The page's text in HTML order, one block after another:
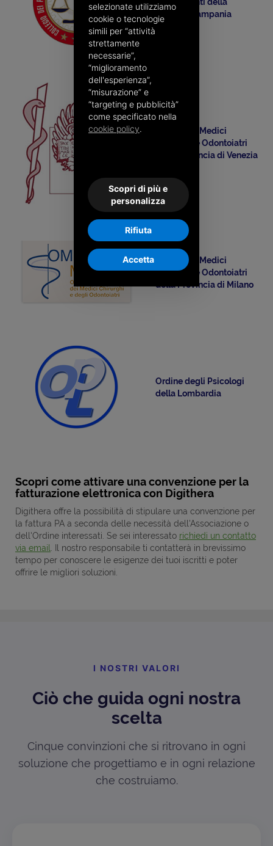
Regione Campania
Ordine dei Medici
Chirurghi e Odontoiatri
della Provincia di Venezia
Ordine dei Medici
Chirurghi e Odontoiatri
della Provincia di Milano
Ordine degli Psicologi
della Lombardia
Scopri come attivare una convenzione per la
fatturazione elettronica con Digithera
Digithera offre la possibilità di stipulare una convenzione per
la fattura PA a seconda delle necessità dell'Associazione o
dell'Ordine interessati. Se sei interessato richiedi un contatto
via email
. Il nostro responsabile ti contatterà in brevissimo
tempo per conoscere le esigenze dei tuoi iscritti e poter
offrire le migliori soluzioni.
I NOSTRI VALORI
Ciò che guida ogni nostra
scelta
Cinque convinzioni che si ritrovano in ogni
soluzione che progettiamo e in ogni relazione
che costruiamo.
selezionate utilizziamo
cookie o tecnologie
simili per “attività
strettamente
necessarie”,
“miglioramento
dell'esperienza”,
“misurazione” e
“targeting e pubblicità”
come specificato nella
cookie policy.
Scopri di più e
personalizza
Rifiuta
Accetta